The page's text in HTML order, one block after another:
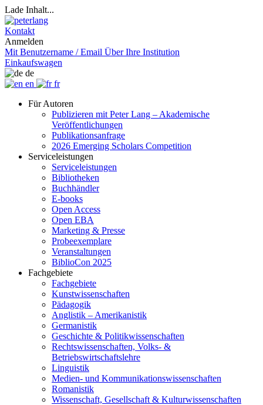
Lade Inhalt...
Kontakt
Anmelden
Mit Benutzername / Email Über Ihre Institution
Einkaufswagen
de
en
fr
Für Autoren
Publizieren mit Peter Lang – Akademische
Veröffentlichungen
Publikationsanfrage
2026 Emerging Scholars Competition
Serviceleistungen
Serviceleistungen
Bibliotheken
Buchhändler
E-books
Open Access
Open EBA
Marketing & Presse
Probeexemplare
Veranstaltungen
BiblioCon 2025
Fachgebiete
Fachgebiete
Kunstwissenschaften
Pädagogik
Anglistik – Amerikanistik
Germanistik
Geschichte & Politikwissenschaften
Rechtswissenschaften, Volks- &
Betriebswirtschaftslehre
Linguistik
Medien- und Kommunikationswissenschaften
Romanistik
Wissenschaft, Gesellschaft & Kulturwissenschaften